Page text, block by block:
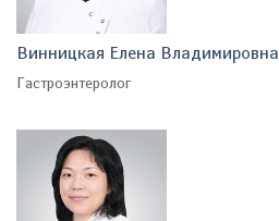
Винницкая Елена Владимировна
Гастроэнтеролог